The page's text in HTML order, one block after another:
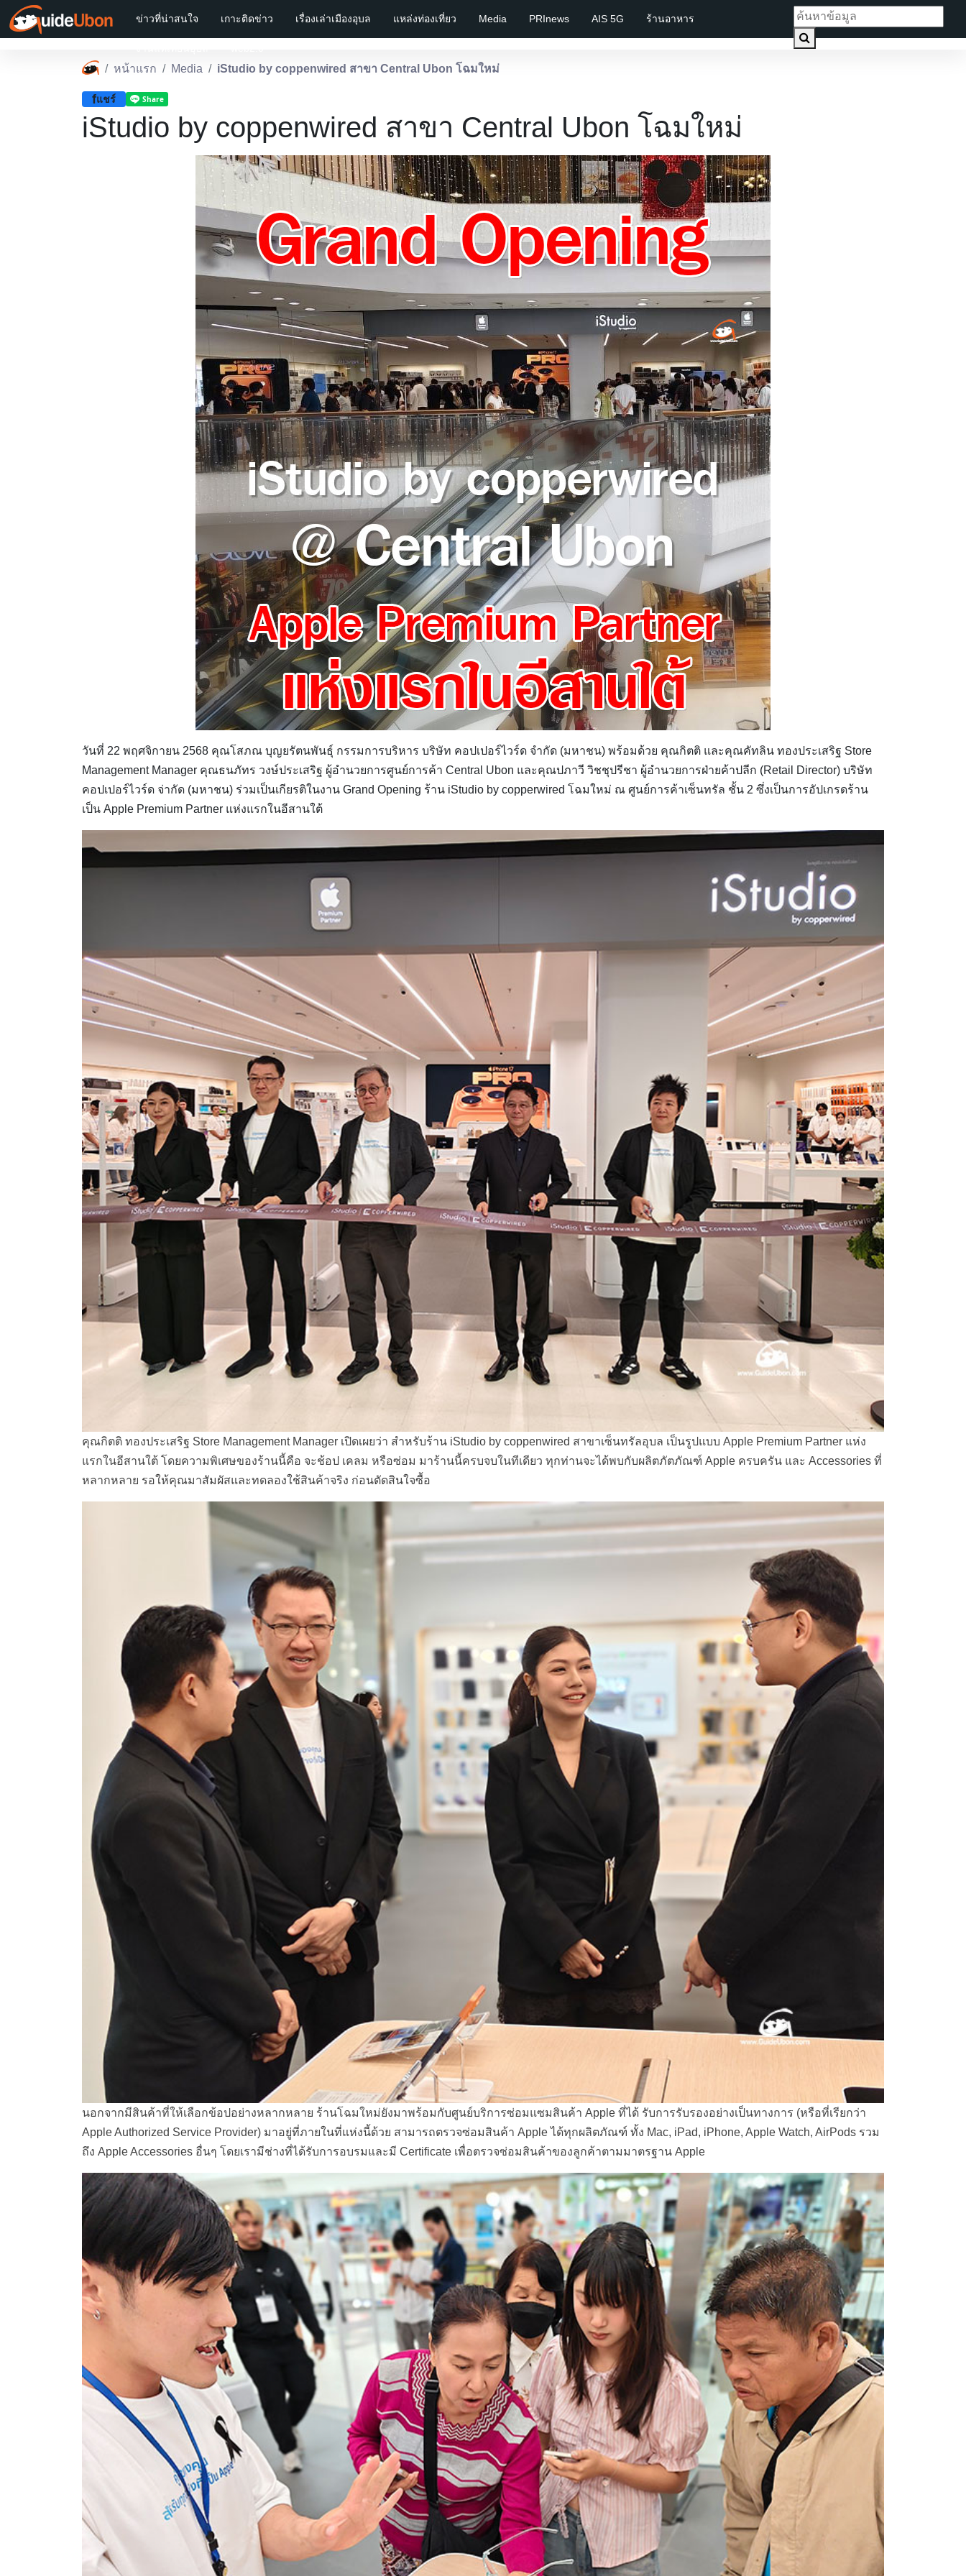
ข่าวที่น่าสนใจ เกาะติดข่าว เรื่องเล่าเมืองอุบล แหล่งท่องเที่ยว Media PRInews AIS 5G ร้านอาหาร
หน้าแรก Media iStudio by coppenwired สาขา Central Ubon โฉมใหม่
fแชร์
iStudio by coppenwired สาขา Central Ubon โฉมใหม่
วันที่ 22 พฤศจิกายน 2568 คุณโสภณ บุญยรัตนพันธุ์ กรรมการบริหาร บริษัท คอปเปอร์ไวร์ด จำกัด (มหาชน) พร้อมด้วย คุณกิตติ และคุณคัทลิน ทองประเสริฐ Store
Management Manager คุณธนภัทร วงษ์ประเสริฐ ผู้อำนวยการศูนย์การค้า Central Ubon และคุณปภาวี วิชชุปรีชา ผู้อำนวยการฝ่ายค้าปลีก (Retail Director) บริษัท
คอปเปอร์ไวร์ด จ่ากัด (มหาชน) ร่วมเป็นเกียรติในงาน Grand Opening ร้าน iStudio by copperwired โฉมใหม่ ณ ศูนย์การค้าเซ็นทรัล ชั้น 2 ซึ่งเป็นการอัปเกรดร้าน
เป็น Apple Premium Partner แห่งแรกในอีสานใต้
คุณกิตติ ทองประเสริฐ Store Management Manager เปิดเผยว่า สำหรับร้าน iStudio by coppenwired สาขาเซ็นทรัลอุบล เป็นรูปแบบ Apple Premium Partner แห่ง
แรกในอีสานใต้ โดยความพิเศษของร้านนี้คือ จะช้อป เคลม หรือซ่อม มาร้านนี้ครบจบในทีเดียว ทุกท่านจะได้พบกับผลิตภัตภัณฑ์ Apple ครบครัน และ Accessories ที่
หลากหลาย รอให้คุณมาสัมผัสและทดลองใช้สินค้าจริง ก่อนตัดสินใจซื้อ
นอกจากมีสินค้าที่ให้เลือกข้อปอย่างหลากหลาย ร้านโฉมใหม่ยังมาพร้อมกับศูนย์บริการซ่อมแซมสินค้า Apple ที่ได้ รับการรับรองอย่างเป็นทางการ (หรือที่เรียกว่า
Apple Authorized Service Provider) มาอยู่ที่ภายในที่แห่งนี้ด้วย สามารถตรวจซ่อมสินค้า Apple ได้ทุกผลิตภัณฑ์ ทั้ง Mac, iPad, iPhone, Apple Watch, AirPods รวม
ถึง Apple Accessories อื่นๆ โดยเรามีช่างที่ได้รับการอบรมและมี Certificate เพื่อตรวจซ่อมสินค้าของลูกค้าตามมาตรฐาน Apple